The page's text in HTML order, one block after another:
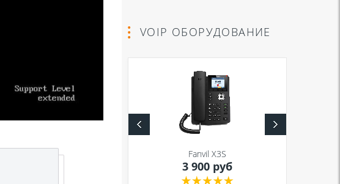
VOIP ОБОРУДОВАНИЕ
2 990 руб Fanvil X3S
3 900 руб